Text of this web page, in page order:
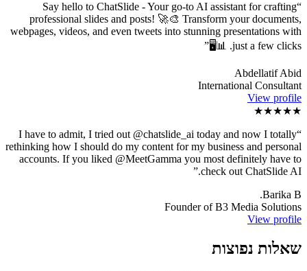
“
Say hello to ChatSlide - Your go-to AI assistant for crafting
professional slides and posts! 🚀🎨 Transform your documents,
webpages, videos, and even tweets into stunning presentations with
just a few clicks. 📊🖥️
”
Abdellatif Abid
International Consultant
View profile
★★★★★
“
I have to admit, I tried out @chatslide_ai today and now I totally
rethinking how I should do my content for my business and personal
accounts. If you liked @MeetGamma you most definitely have to
check out ChatSlide AI.
”
Barika B.
Founder of B3 Media Solutions
View profile
שאלות נפוצות